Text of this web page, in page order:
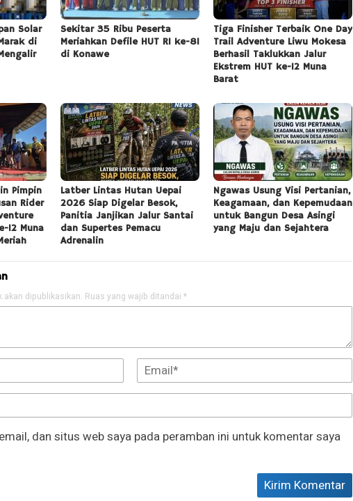
Solar
di
Sekitar 35 Ribu Peserta
Meriahkan Defile HUT RI ke-81
di Konawe
Tiga Finisher Terbaik One Day
Trail Adventure Liwu Mokesa
Berhasil Taklukkan Jalur
Ekstrem HUT ke-12 Muna
Barat
Pimpin
Rider
12 Muna
Latber Lintas Hutan Uepai
2026 Siap Digelar Besok,
Panitia Janjikan Jalur Santai
dan Supertes Pemacu
Adrenalin
Ngawas Usung Visi Pertanian,
Keagamaan, dan Kepemudaan
untuk Bangun Desa Asingi
yang Maju dan Sejahtera
akan dipublikasikan. Ruas yang wajib ditandai *
dan situs web saya pada peramban ini untuk komentar saya